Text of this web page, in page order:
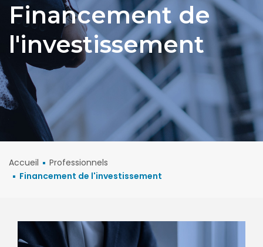
Financement de
l'investissement
Accueil
Professionnels
Financement de l'investissement